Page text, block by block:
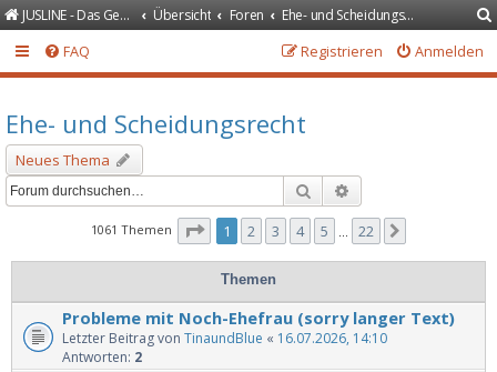
JUSLINE - Das Gesetzeportal Übersicht Foren Ehe- und Scheidungsrecht
FAQ Anmelden
Registrieren
Ehe- und Scheidungsrecht
Neues Thema
Suche
1061 Themen Seite 1von 22
1 2 3 4 5 22
Themen
Probleme mit Noch-Ehefrau (sorry langer Text)
Letzter Beitrag von TinaundBlue « 16.07.2026, 14:10
Antworten: 2